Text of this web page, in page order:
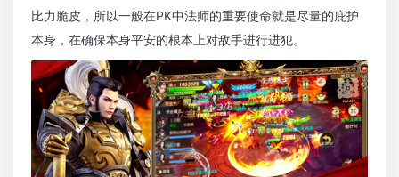
比力脆皮，所以一般在PK中法师的重要使命就是尽量的庇护
本身，在确保本身平安的根本上对敌手进行进犯。